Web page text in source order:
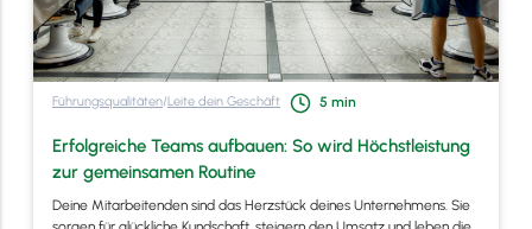
Führungsqualitäten/Leite dein Geschäft 5 min
Erfolgreiche Teams aufbauen: So wird Höchstleistung
zur gemeinsamen Routine
Deine Mitarbeitenden sind das Herzstück deines Unternehmens. Sie